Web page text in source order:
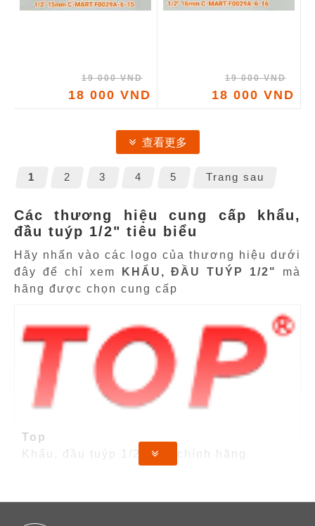
19 000 VND
18 000 VND
19 000 VND
18 000 VND
查看更多
1 2 3 4 5 Trang sau
Các thương hiệu cung cấp khẩu,
đầu tuýp 1/2" tiêu biểu
Hãy nhấn vào các logo của thương hiệu dưới
đây để chỉ xem
KHẨU, ĐẦU TUÝP 1/2"
mà
hãng được chọn cung cấp
Top
Khẩu, đầu tuýp 1/2" Top chính hãng